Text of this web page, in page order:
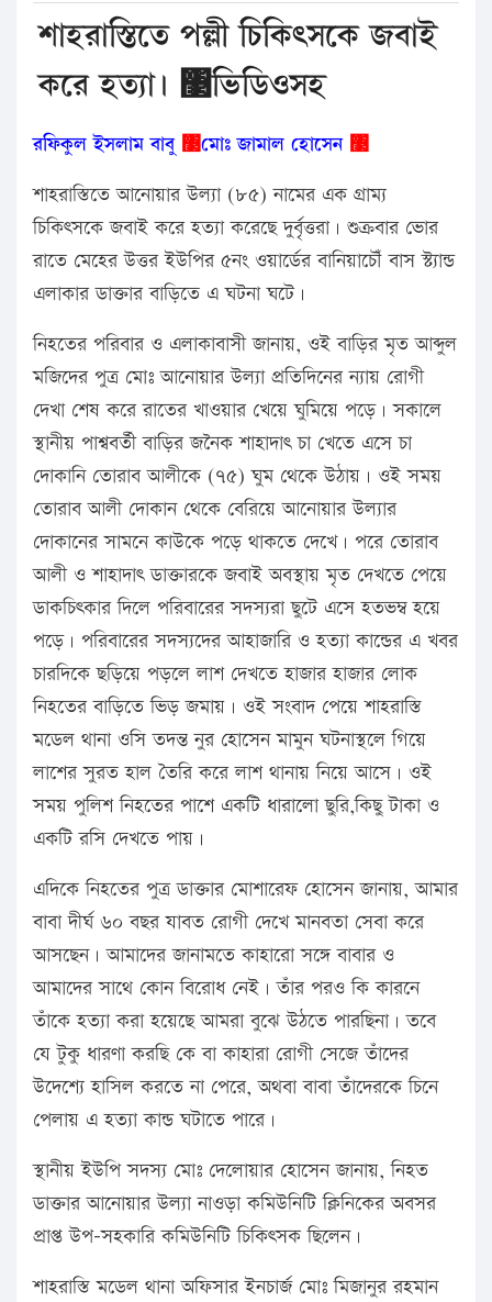
শাহরাস্তিতে পল্লী চিকিৎসকে জবাই
করে হত্যা। ঳ভিডিওসহ
রফিকুল ইসলাম বাবু ঳মোঃ জামাল হোসেন঳
শাহরাস্তিতে আনোয়ার উল্যা (৮৫) নামের এক গ্রাম্য
চিকিৎসকে জবাই করে হত্যা করেছে দুর্বৃত্তরা। শুক্রবার ভোর
রাতে মেহের উত্তর ইউপির ৫নং ওয়ার্ডের বানিয়াচৌঁ বাস স্ট্যান্ড
এলাকার ডাক্তার বাড়িতে এ ঘটনা ঘটে।
নিহতের পরিবার ও এলাকাবাসী জানায়, ওই বাড়ির মৃত আব্দুল
মজিদের পুত্র মোঃ আনোয়ার উল্যা প্রতিদিনের ন্যায় রোগী
দেখা শেষ করে রাতের খাওয়ার খেয়ে ঘুমিয়ে পড়ে। সকালে
স্থানীয় পাশ্ববর্তী বাড়ির জনৈক শাহাদাৎ চা খেতে এসে চা
দোকানি তোরাব আলীকে (৭৫) ঘুম থেকে উঠায়। ওই সময়
তোরাব আলী দোকান থেকে বেরিয়ে আনোয়ার উল্যার
দোকানের সামনে কাউকে পড়ে থাকতে দেখে। পরে তোরাব
আলী ও শাহাদাৎ ডাক্তারকে জবাই অবস্থায় মৃত দেখতে পেয়ে
ডাকচিৎকার দিলে পরিবারের সদস্যরা ছুটে এসে হতভম্ব হয়ে
পড়ে। পরিবারের সদস্যদের আহাজারি ও হত্যা কান্ডের এ খবর
চারদিকে ছড়িয়ে পড়লে লাশ দেখতে হাজার হাজার লোক
নিহতের বাড়িতে ভিড় জমায়। ওই সংবাদ পেয়ে শাহরাস্তি
মডেল থানা ওসি তদন্ত নুর হোসেন মামুন ঘটনাস্থলে গিয়ে
লাশের সুরত হাল তৈরি করে লাশ থানায় নিয়ে আসে। ওই
সময় পুলিশ নিহতের পাশে একটি ধারালো ছুরি,কিছু টাকা ও
একটি রসি দেখতে পায়।
এদিকে নিহতের পুত্র ডাক্তার মোশারেফ হোসেন জানায়, আমার
বাবা দীর্ঘ ৬০ বছর যাবত রোগী দেখে মানবতা সেবা করে
আসছেন। আমাদের জানামতে কাহারো সঙ্গে বাবার ও
আমাদের সাথে কোন বিরোধ নেই। তাঁর পরও কি কারনে
তাঁকে হত্যা করা হয়েছে আমরা বুঝে উঠতে পারছিনা। তবে
যে টুকু ধারণা করছি কে বা কাহারা রোগী সেজে তাঁদের
উদেশ্যে হাসিল করতে না পেরে, অথবা বাবা তাঁদেরকে চিনে
পেলায় এ হত্যা কান্ড ঘটাতে পারে।
স্থানীয় ইউপি সদস্য মোঃ দেলোয়ার হোসেন জানায়, নিহত
ডাক্তার আনোয়ার উল্যা নাওড়া কমিউনিটি ক্লিনিকের অবসর
প্রাপ্ত উপ-সহকারি কমিউনিটি চিকিৎসক ছিলেন।
শাহরাস্তি মডেল থানা অফিসার ইনচার্জ মোঃ মিজানুর রহমান